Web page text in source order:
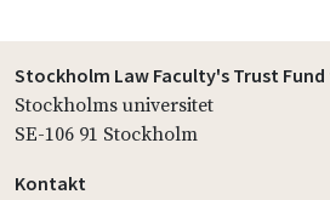
Stockholm Law Faculty's Trust
Stockholms universitet
SE-106 91 Stockholm
Kontakt